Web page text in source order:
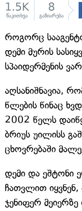
1.5K
წაკითხვა
8
გაზიარება
როგორც
დემი მურის
სპაიდერმენის
აღსანიშნავია,
წლების წინაც
2002 წელს
ბრიუს უილისს
ცხოვრებაში
დემი და
ჩათვლით იყვნენ,
ჯენიფერ